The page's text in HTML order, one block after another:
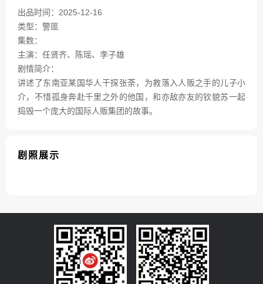
出品时间：2025-12-16
类型：警匪
集数：
主演：任贤齐、陈瑶、李子雄
剧情简介：
讲述了东南亚某国华人干探张荼，为救落入人贩之手的儿子小
介，不惜孤身奔赴千里之外的他国，和亦敌亦友的钦貌苏一起
捣毁一个庞大的国际人贩集团的故事。
剧照展示